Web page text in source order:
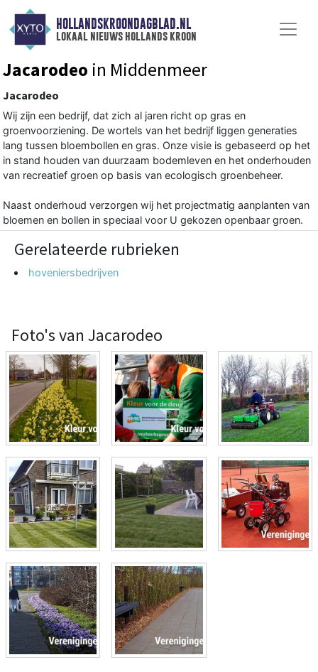
HOLLANDSKROONDAGBLAD.NL
lokaal nieuws hollands kroon
Jacarodeo in Middenmeer
Jacarodeo
Wij zijn een bedrijf, dat zich al jaren richt op gras en
groenvoorziening. De wortels van het bedrijf liggen generaties
lang tussen bloembollen en gras. Onze visie is gebaseerd op het
in stand houden van duurzaam bodemleven en het onderhouden
van recreatief groen op basis van ecologisch groenbeheer.
Naast onderhoud verzorgen wij het projectmatig aanplanten van
bloemen en bollen in speciaal voor U gekozen openbaar groen.
Gerelateerde rubrieken
hoveniersbedrijven
Foto's van Jacarodeo